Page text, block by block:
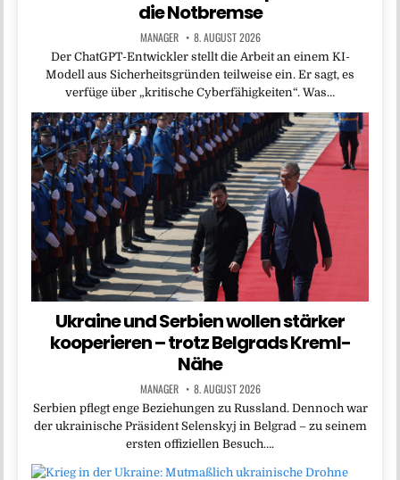
die Notbremse
MANAGER 8. AUGUST 2026
Der ChatGPT-Entwickler stellt die Arbeit an einem KI-
Modell aus Sicherheitsgründen teilweise ein. Er sagt, es
verfüge über „kritische Cyberfähigkeiten“. Was…
Ukraine und Serbien wollen stärker
kooperieren – trotz Belgrads Kreml-
Nähe
MANAGER 8. AUGUST 2026
Serbien pflegt enge Beziehungen zu Russland. Dennoch war
der ukrainische Präsident Selenskyj in Belgrad – zu seinem
ersten offiziellen Besuch….